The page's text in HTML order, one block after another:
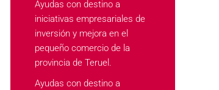
Ayudas con destino a
iniciativas empresariales de
inversión y mejora en el
pequeño comercio de la
provincia de Teruel.
Ayudas con destino a